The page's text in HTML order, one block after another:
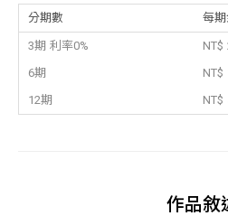
分期數 每
3期 利率0%
NT$
6期
NT$
12期
NT$
作品敘